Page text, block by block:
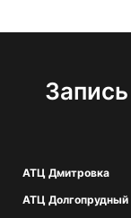
АТЦ Дмитровка
АТЦ Долгопрудный